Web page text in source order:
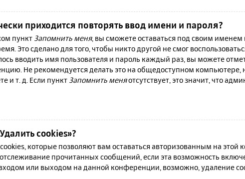
приходится повторять ввод имени и пароля?
пункт Запомнить меня, вы сможете оставаться под своим
Это сделано для того, чтобы никто другой не смог
вводить имя пользователя и пароль каждый раз, вы можете
Не рекомендуется делать это на общедоступном компьютере,
и т. д. Если пункт Запомнить меняотсутствует, это значит, что
cookies»?
которые позволяют вам оставаться авторизованным на
прочитанных сообщений, если эта возможность
или выходом на данной конференции, возможно, удаление